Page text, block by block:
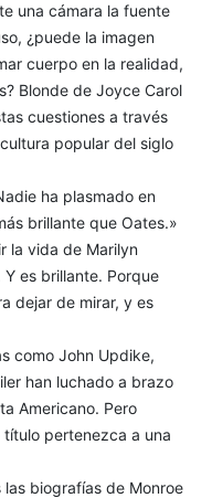
una cámara la fuente
¿puede la imagen
cuerpo en la realidad,
Blonde de Joyce Carol
cuestiones a través
popular del siglo
ha plasmado en
brillante que Oates.»
la vida de Marilyn
es brillante. Porque
dejar de mirar, y es
como John Updike,
han luchado a brazo
Americano. Pero
pertenezca a una
biografías de Monroe